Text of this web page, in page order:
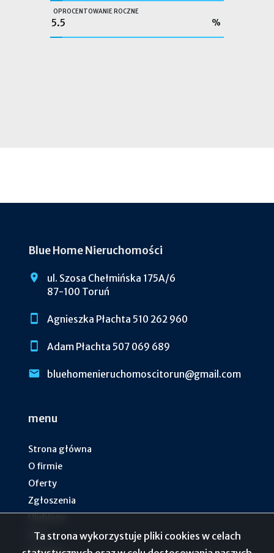
OPROCENTOWANIE ROCZNE
%
Blue Home Nieruchomości
ul. Szosa Chełmińska 175A/6
87-100 Toruń
Agnieszka Płachta 510 262 960
Adam Płachta 507 069 689
bluehomenieruchomoscitorun@gmail.com
menu
Strona główna
O firmie
Oferty
Zgłoszenia
Blog
Ta strona wykorzystuje pliki cookies w celach